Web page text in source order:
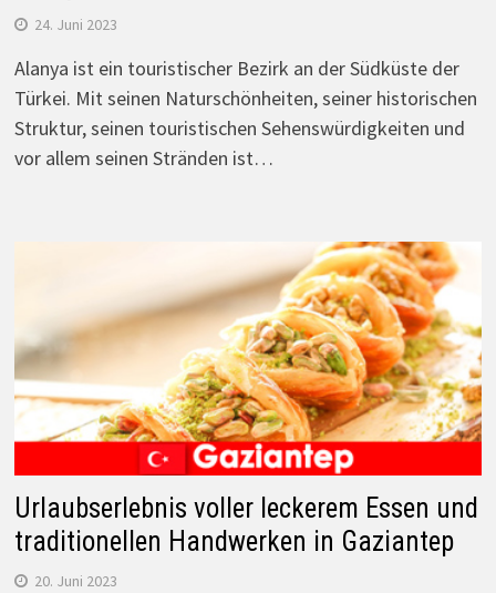
24. Juni 2023
Alanya ist ein touristischer Bezirk an der Südküste der
Türkei. Mit seinen Naturschönheiten, seiner historischen
Struktur, seinen touristischen Sehenswürdigkeiten und
vor allem seinen Stränden ist…
Urlaubserlebnis voller leckerem Essen und
traditionellen Handwerken in Gaziantep
20. Juni 2023